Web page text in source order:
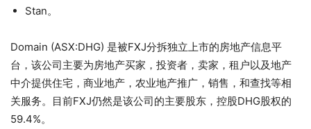
Stan。
Domain (ASX:DHG) 是被FXJ分拆独立上市的房地产信息平
台，该公司主要为房地产买家，投资者，卖家，租户以及地产
中介提供住宅，商业地产，农业地产推广，销售，和查找等相
关服务。目前FXJ仍然是该公司的主要股东，控股DHG股权的
59.4%。